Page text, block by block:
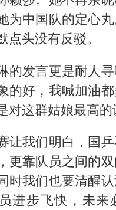
为中国队的定心
点头没有反驳。
的发言更是耐人
的好，我喊加油
对这群姑娘最高的
让我们明白，国乒
更靠队员之间的
时我们也要清醒
进步飞快，未来